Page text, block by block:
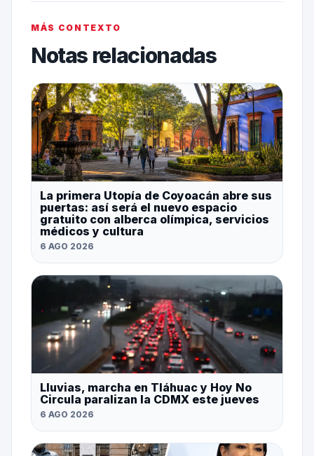
MÁS CONTEXTO
Notas relacionadas
La primera Utopía de Coyoacán abre sus
puertas: así será el nuevo espacio
gratuito con alberca olímpica, servicios
médicos y cultura
6 AGO 2026
Lluvias, marcha en Tláhuac y Hoy No
Circula paralizan la CDMX este jueves
6 AGO 2026